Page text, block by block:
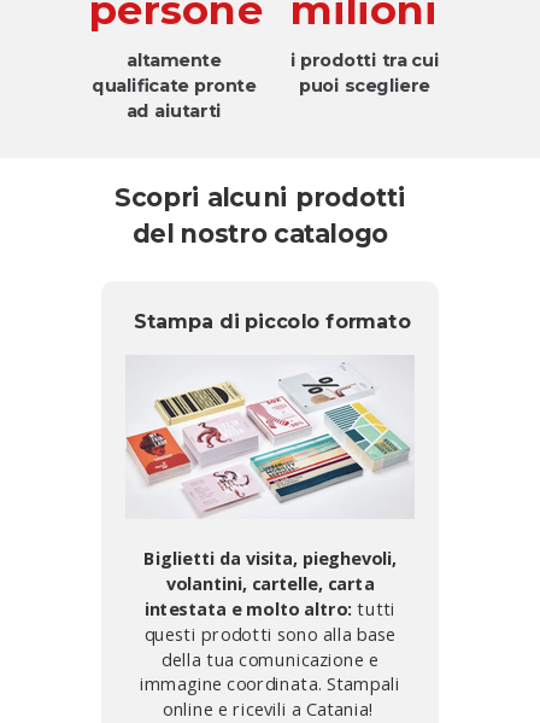
Stampa di piccolo formato
Biglietti da visita, pieghevoli,
volantini, cartelle, carta
intestata e molto altro: tutti
questi prodotti sono alla base
della tua comunicazione e
immagine coordinata. Stampali
online e ricevili a Catania!
Scopri alcuni prodotti
del nostro catalogo
i prodotti tra cui
puoi scegliere
altamente
qualificate pronte
ad aiutarti